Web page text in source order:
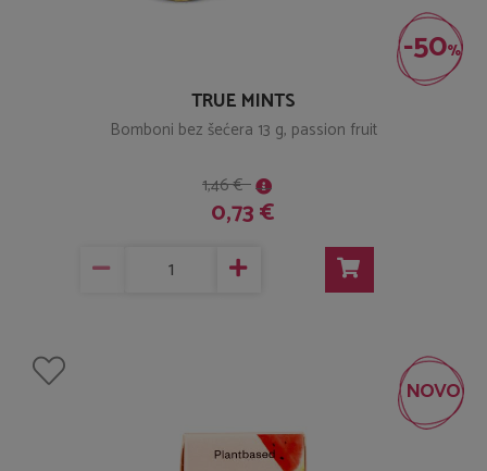
-50%
TRUE MINTS
Bomboni bez šećera 13 g, passion fruit
1,46 €
0,73 €
NOVO